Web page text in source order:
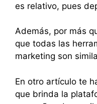
es relativo, pues
Además, por más
que todas las
marketing son
En otro artículo te
que brinda la